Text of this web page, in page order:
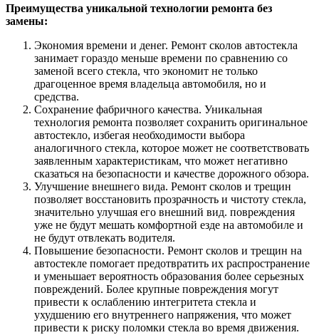
Преимущества уникальной технологии ремонта без
замены:
Экономия времени и денег. Ремонт сколов автостекла
занимает гораздо меньше времени по сравнению со
заменой всего стекла, что экономит не только
драгоценное время владельца автомобиля, но и
средства.
Сохранение фабричного качества. Уникальная
технология ремонта позволяет сохранить оригинальное
автостекло, избегая необходимости выбора
аналогичного стекла, которое может не соответствовать
заявленным характеристикам, что может негативно
сказаться на безопасности и качестве дорожного обзора.
Улучшение внешнего вида. Ремонт сколов и трещин
позволяет восстановить прозрачность и чистоту стекла,
значительно улучшая его внешний вид. повреждения
уже не будут мешать комфортной езде на автомобиле и
не будут отвлекать водителя.
Повышение безопасности. Ремонт сколов и трещин на
автостекле помогает предотвратить их распространение
и уменьшает вероятность образования более серьезных
повреждений. Более крупные повреждения могут
привести к ослаблению интегритета стекла и
ухудшению его внутреннего напряжения, что может
привести к риску поломки стекла во время движения.